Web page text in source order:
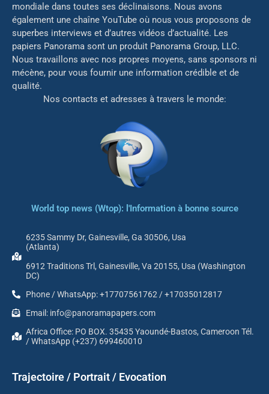
mondiale dans toutes ses déclinaisons. Nous avons
également une chaîne YouTube où nous vous proposons de
superbes interviews et d’autres vidéos d’actualité. Les
papiers Panorama sont un produit Panorama Group, LLC.
Nous travaillons avec nos propres moyens, sans sponsors ni
mécène, pour vous fournir une information crédible et de
qualité.
Nos contacts et adresses à travers le monde:
World top news (Wtop): l'Information à bonne source
6235 Sammy Dr, Gainesville, Ga 30506, Usa
(Atlanta)
6912 Traditions Trl, Gainesville, Va 20155, Usa (Washington
DC)
Phone / WhatsApp: +17707561762 / +17035012817
Email: info@panoramapapers.com
Africa Office: PO BOX. 35435 Yaoundé-Bastos, Cameroon Tél.
/ WhatsApp (+237) 699460010
Trajectoire / Portrait / Evocation